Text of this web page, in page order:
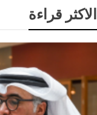
الاكثر قراءة